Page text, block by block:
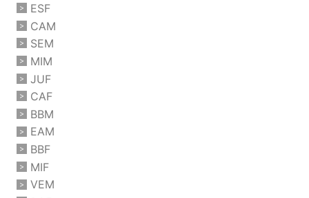
ESF
CAM
SEM
MIM
JUF
CAF
BBM
EAM
BBF
MIF
VEM